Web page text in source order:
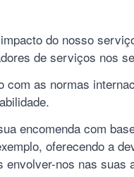
do nosso
de serviços nos
com as normas
encomenda com
oferecendo a
nos nas